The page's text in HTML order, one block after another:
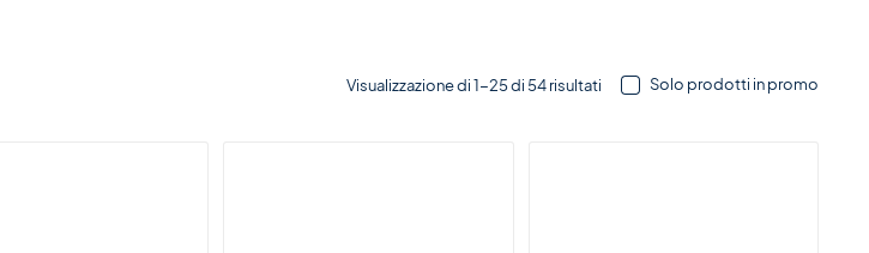
Solo prodotti in promo
Visualizzazione di 1-25 di 54 risultati